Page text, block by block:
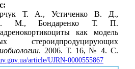
Т. А., Устиченко В. Д.,
Н. М., Бондаренко Т. П.
как модель
стероидпродуцирующих
. 2006. Т. 16, № 4. С.
article/UJRN-0000555867